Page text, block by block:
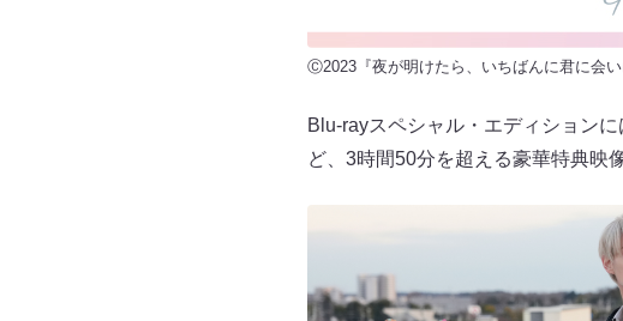
Ⓒ2023『夜が明けたら、いちばんに君に会
Blu-rayスペシャル・エディション
ど、3時間50分を超える豪華特典映